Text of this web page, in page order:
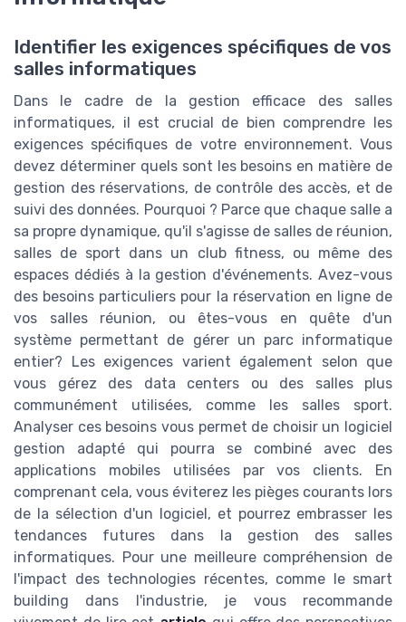
Identifier les exigences spécifiques de vos
salles informatiques
Dans le cadre de la gestion efficace des salles
informatiques, il est crucial de bien comprendre les
exigences spécifiques de votre environnement. Vous
devez déterminer quels sont les besoins en matière de
gestion des réservations, de contrôle des accès, et de
suivi des données. Pourquoi ? Parce que chaque salle a
sa propre dynamique, qu'il s'agisse de salles de réunion,
salles de sport dans un club fitness, ou même des
espaces dédiés à la gestion d'événements. Avez-vous
des besoins particuliers pour la réservation en ligne de
vos salles réunion, ou êtes-vous en quête d'un
système permettant de gérer un parc informatique
entier? Les exigences varient également selon que
vous gérez des data centers ou des salles plus
communément utilisées, comme les salles sport.
Analyser ces besoins vous permet de choisir un logiciel
gestion adapté qui pourra se combiné avec des
applications mobiles utilisées par vos clients. En
comprenant cela, vous éviterez les pièges courants lors
de la sélection d'un logiciel, et pourrez embrasser les
tendances futures dans la gestion des salles
informatiques. Pour une meilleure compréhension de
l'impact des technologies récentes, comme le smart
building dans l'industrie, je vous recommande